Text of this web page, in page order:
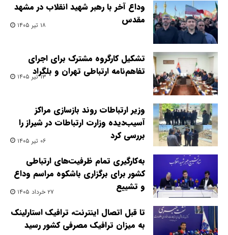
وداع آخر با رهبر شهید انقلاب در مشهد
مقدس
۱۸ تیر ۱۴۰۵
تشکیل کارگروه مشترک برای اجرای
تفاهم‌نامه ارتباطی تهران و بلگراد
۱۳ تیر ۱۴۰۵
وزیر ارتباطات روند بازسازی مراکز
آسیب‌دیده وزارت ارتباطات در شیراز را
بررسی کرد
۰۶ تیر ۱۴۰۵
به‌کارگیری تمام ظرفیت‌های ارتباطی
کشور برای برگزاری باشکوه مراسم وداع
و تشییع
۲۷ خرداد ۱۴۰۵
تا قبل اتصال اینترنت، ترافیک استارلینک
به میزان ترافیک مصرفی کشور رسید